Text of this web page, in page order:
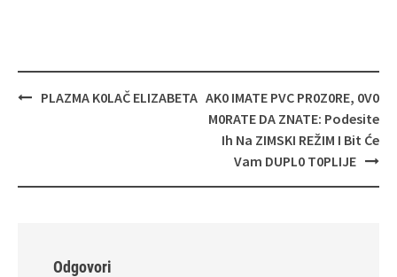
Navigacija
PLAZMA K0LAČ ELIZABETA AK0 IMATE PVC PR0Z0RE, 0V0
M0RATE DA ZNATE: Podesite
Ih Na ZIMSKI REŽIM I Bit Će
Vam DUPL0 T0PLIJE
Odgovori